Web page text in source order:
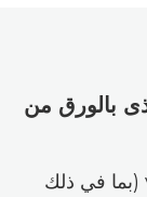
بالورق من
تجمع مجموعة varioPRINT iX3200 (بما في ذلك